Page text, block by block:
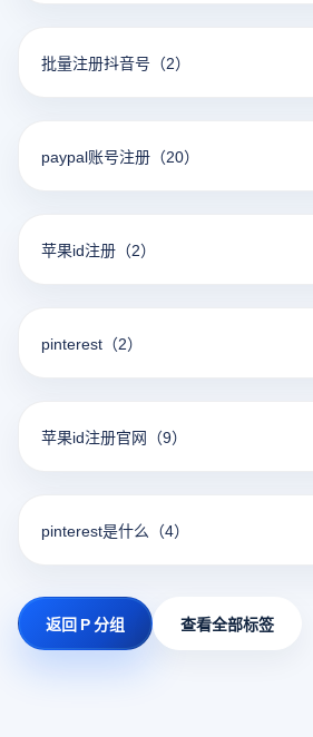
批量注册抖音号 （2）
paypal账号注册 （20）
苹果id注册 （2）
pinterest （2）
苹果id注册官网 （9）
pinterest是什么 （4）
返回 P 分组 查看全部标签